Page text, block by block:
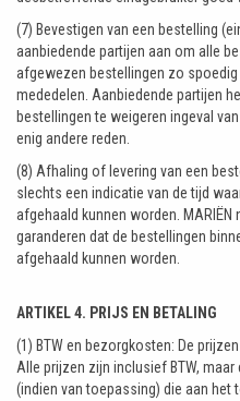
(7) Bevestigen van een bestelling
aanbiedende partijen aan om alle
afgewezen bestellingen zo
mededelen. Aanbiedende partijen
bestellingen te weigeren ingeval
enig andere reden.
(8) Afhaling of levering van een
slechts een indicatie van de tijd
afgehaald kunnen worden.
garanderen dat de bestellingen
afgehaald kunnen worden.
ARTIKEL 4. PRIJS EN BETALING
(1) BTW en bezorgkosten: De
Alle prijzen zijn inclusief BTW,
(indien van toepassing) die aan het